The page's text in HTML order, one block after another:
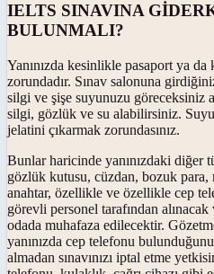
IELTS SINAVINA
BULUNMALI?
Yanınızda kesinlikle pasaport ya
zorundadır. Sınav salonuna
silgi ve şişe suyunuzu göreceksiniz
silgi, gözlük ve su alabilirsiniz.
jelatini çıkarmak zorundasınız.
Bunlar haricinde yanınızdaki diğer
gözlük kutusu, cüzdan, bozuk para,
anahtar, özellikle ve özellikle cep
görevli personel tarafından
odada muhafaza edilecektir.
yanınızda cep telefonu
almadan sınavınızı iptal etme